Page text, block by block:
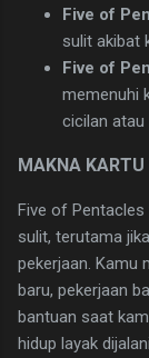
Five of
sulit akibat
Five of
memenuhi
cicilan atau
MAKNA
​Five of
sulit, terutama
pekerjaan. Kamu
baru, pekerjaan
bantuan saat
hidup layak